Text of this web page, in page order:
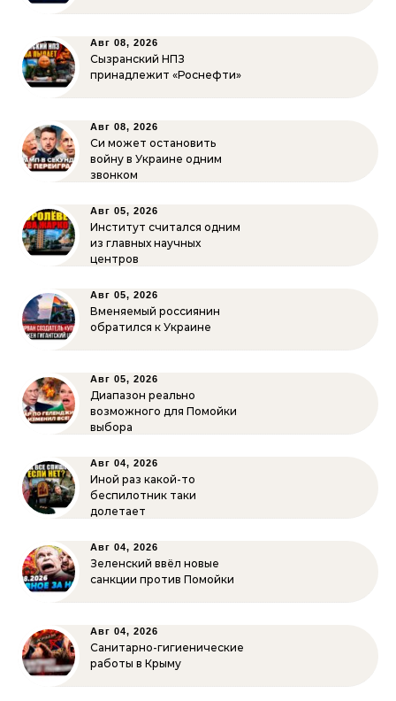
Авг 08, 2026
Сызранский НПЗ
принадлежит «Роснефти»
Авг 08, 2026
Си может остановить
войну в Украине одним
звонком
Авг 05, 2026
Институт считался одним
из главных научных
центров
Авг 05, 2026
Вменяемый россиянин
обратился к Украине
Авг 05, 2026
Диапазон реально
возможного для Помойки
выбора
Авг 04, 2026
Иной раз какой-то
беспилотник таки
долетает
Авг 04, 2026
Зеленский ввёл новые
санкции против Помойки
Авг 04, 2026
Санитарно-гигиенические
работы в Крыму